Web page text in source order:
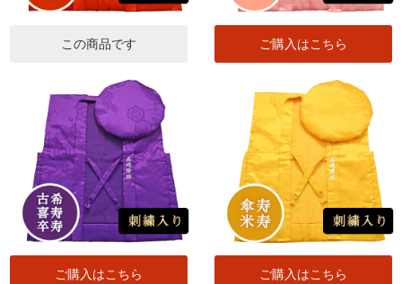
この商品です ご購入はこちら
ご購入はこちら ご購入はこちら